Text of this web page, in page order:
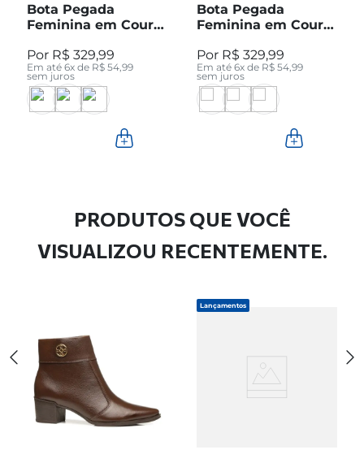
Bota Pegada
Feminina em Couro
280512-04
R$ 329,99
Em até 6x de R$ 54 99
sem juros
Bota Pegada
Feminina em Couro
280512-05
R$ 329,99
Em até 6x de R$ 54 99
sem juros
PRODUTOS QUE VOCÊ
VISUALIZOU RECENTEMENTE.
Lançamentos